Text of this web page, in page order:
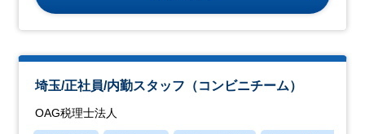
埼玉/正社員/内勤スタッフ（コンビニチーム）
OAG税理士法人